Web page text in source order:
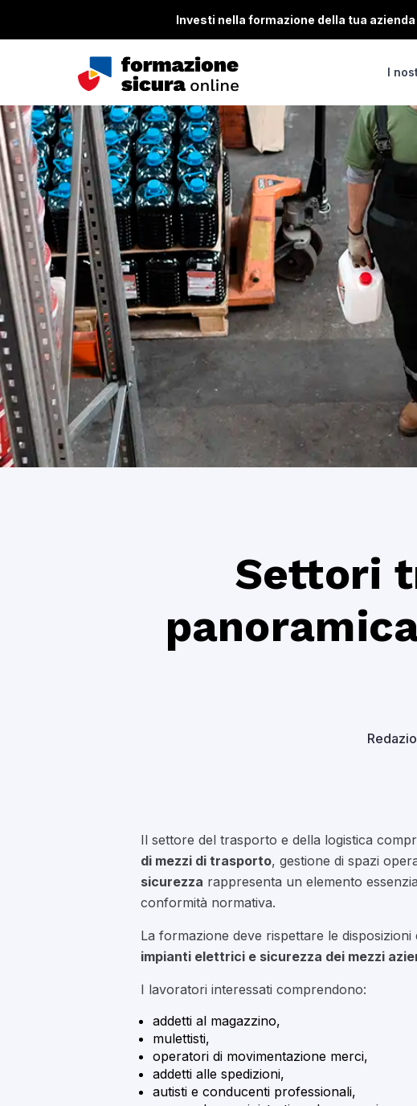
Investi nella formazione della tua
I
Settori
Il settore del trasporto e della logistica
di mezzi di trasporto, gestione di spazi
sicurezza rappresenta un elemento
conformità normativa.
La formazione deve rispettare le disposizioni
impianti elettrici e sicurezza dei mezzi
I lavoratori interessati comprendono:
addetti al magazzino,
mulettisti,
operatori di movimentazione merci,
addetti alle spedizioni,
autisti e conducenti professionali,